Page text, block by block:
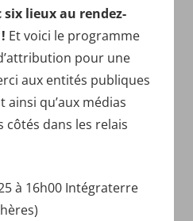
lieux au rendez-
Et voici le programme
pour une
aux entités publiques
qu’aux médias
côtés dans les relais
à 16h00 Intégraterre